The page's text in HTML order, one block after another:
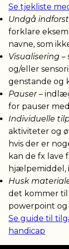
Se tjekliste
Undgå
forklare
navne, som
Visualisering –
og/eller
genstande og
Pauser–
for pauser
Individuelle
aktiviteter og
hvis der er
kan de fx
hjælpemiddel,
Husk
det kommer til
powerpoint og
Se guide til
handicap